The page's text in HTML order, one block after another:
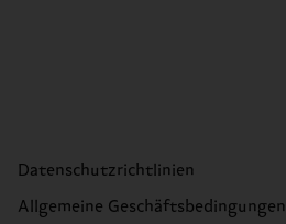
Datenschutzrichtlinien
Allgemeine Geschäftsbedingungen